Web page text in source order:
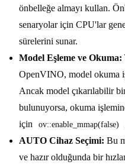
önbelleğe almayı kullan.
senaryolar için CPU'lar
sürelerini sunar.
Model Eşleme ve Okuma:
OpenVINO, model okuma
Ancak model çıkarılabilir
bulunuyorsa, okuma
için
ov::enable_mmap(false)
AUTO Cihaz Seçimi: Bu
ve hazır olduğunda bir